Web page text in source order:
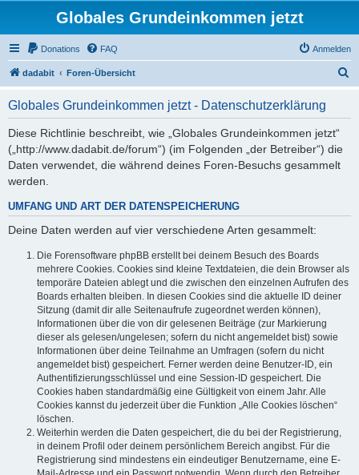
Globales Grundeinkommen jetzt
Donations FAQ Anmelden
dadabit Foren-Übersicht
Globales Grundeinkommen jetzt - Datenschutzerklärung
Diese Richtlinie beschreibt, wie „Globales Grundeinkommen jetzt“
(„http://www.dadabit.de/forum“) (im Folgenden „der Betreiber“) die
Daten verwendet, die während deines Foren-Besuchs gesammelt
werden.
UMFANG UND ART DER DATENSPEICHERUNG
Deine Daten werden auf vier verschiedene Arten gesammelt:
Die Forensoftware phpBB erstellt bei deinem Besuch des Boards
mehrere Cookies. Cookies sind kleine Textdateien, die dein Browser als
temporäre Dateien ablegt und die zwischen den einzelnen Aufrufen des
Boards erhalten bleiben. In diesen Cookies sind die aktuelle ID deiner
Sitzung (damit dir alle Seitenaufrufe zugeordnet werden können),
Informationen über die von dir gelesenen Beiträge (zur Markierung
dieser als gelesen/ungelesen; sofern du nicht angemeldet bist) sowie
Informationen über deine Teilnahme an Umfragen (sofern du nicht
angemeldet bist) gespeichert. Ferner werden deine Benutzer-ID, ein
Authentifizierungsschlüssel und eine Session-ID gespeichert. Die
Cookies haben standardmäßig eine Gültigkeit von einem Jahr. Alle
Cookies kannst du jederzeit über die Funktion „Alle Cookies löschen“
löschen.
Weiterhin werden die Daten gespeichert, die du bei der Registrierung,
in deinem Profil oder deinem persönlichem Bereich angibst. Für die
Registrierung sind mindestens ein eindeutiger Benutzername, eine E-